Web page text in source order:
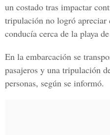
un costado tras impactar
tripulación no logró apreciar
conducía cerca de la playa
En la embarcación se
pasajeros y una tripulación
personas, según se informó.